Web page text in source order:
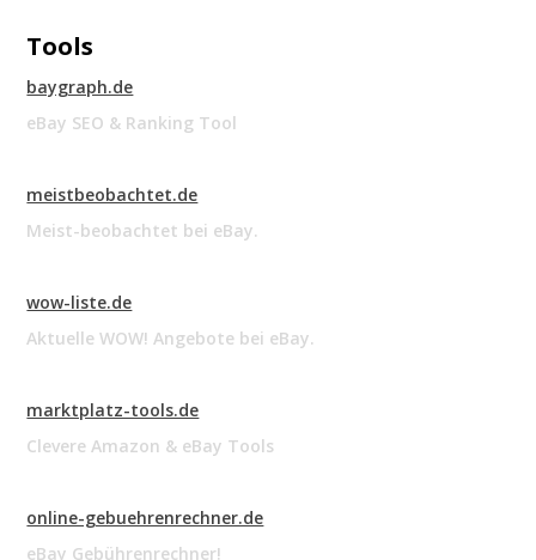
Tools
baygraph.de
eBay SEO & Ranking Tool
meistbeobachtet.de
Meist-beobachtet bei eBay.
wow-liste.de
Aktuelle WOW! Angebote bei eBay.
marktplatz-tools.de
Clevere Amazon & eBay Tools
online-gebuehrenrechner.de
eBay Gebührenrechner!